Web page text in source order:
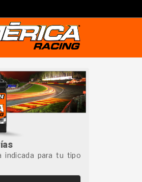
indicada para tu tipo